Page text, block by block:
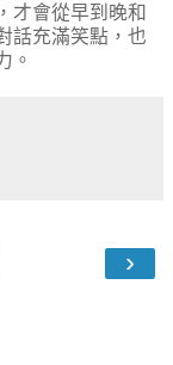
才會從早到晚和
話充滿笑點，也
。
›